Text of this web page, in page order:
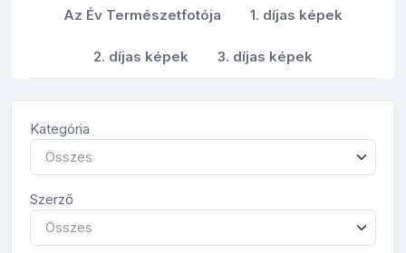
Az Év Természetfotója 1. díjas képek
2. díjas képek 3. díjas képek
Kategória
Összes
Szerző
Összes